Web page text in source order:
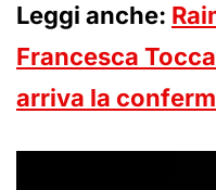
Leggi anche:
Francesca
arriva la